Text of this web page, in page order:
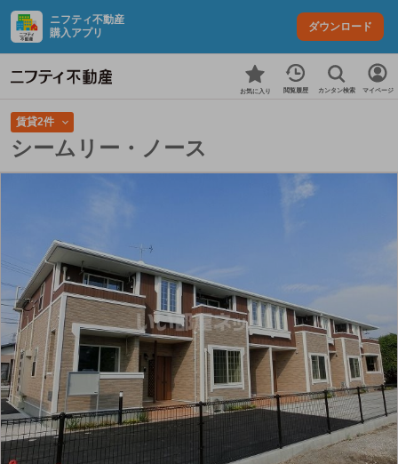
ニフティ不動産
購入アプリ
ダウンロード
お気に入り 閲覧履歴 カンタン検索 マイページ
賃貸2件
シームリー・ノース